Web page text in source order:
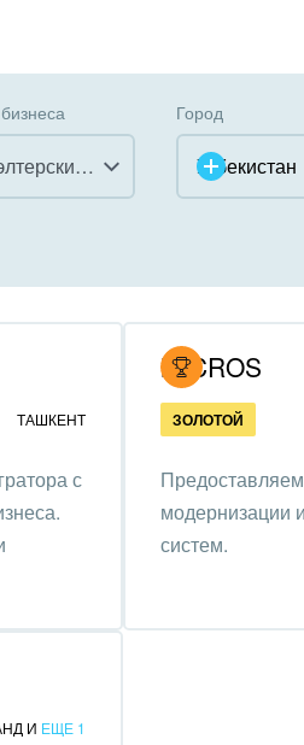
Недвижимость, риэлтерские компании
ЖКХ
Город
Узбекистан
ТАШКЕНТ
с
MICROS
ЗОЛОТОЙ
модернизации
систем.
И ЕЩЕ 1